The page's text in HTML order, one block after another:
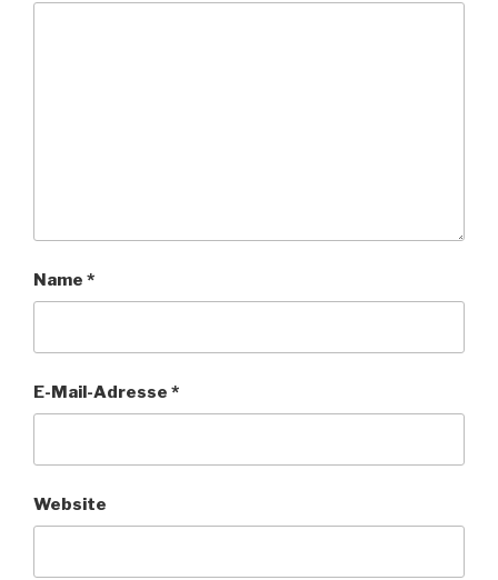
Name *
E-Mail-Adresse *
Website